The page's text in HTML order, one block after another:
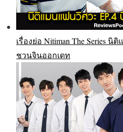
เรื่องย่อ Nitiman The Series
ชวนจินออกเดท